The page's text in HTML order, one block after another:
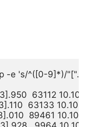
-e 's/^([0-9]*)/
63112
63133
89461